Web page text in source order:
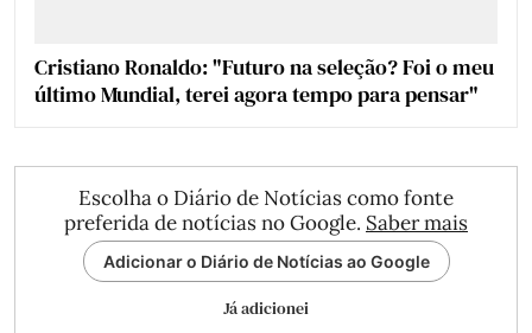
Cristiano Ronaldo: "Futuro na seleção? Foi o meu
último Mundial, terei agora tempo para pensar"
Escolha o Diário de Notícias como fonte
preferida de notícias no Google. Saber mais
Adicionar o Diário de Notícias ao Google
Já adicionei